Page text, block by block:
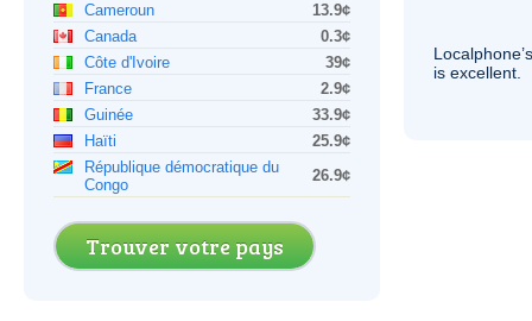
Cameroun
13.9¢
Canada
0.3¢
Côte d'Ivoire
39¢
France
2.9¢
Guinée
33.9¢
Haïti
25.9¢
République démocratique du
Congo
26.9¢
Trouver votre pays
is excellent.